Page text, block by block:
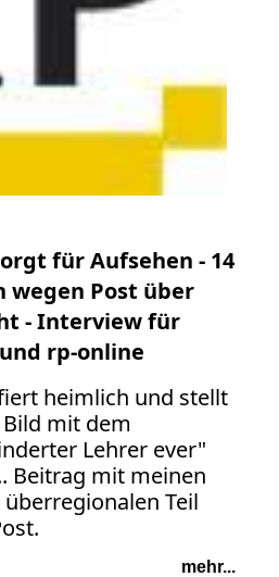
für Aufsehen - 14
wegen Post über
- Interview für
rp-online
heimlich und stellt
mit dem
Lehrer ever"
Beitrag mit meinen
Teil
mehr...